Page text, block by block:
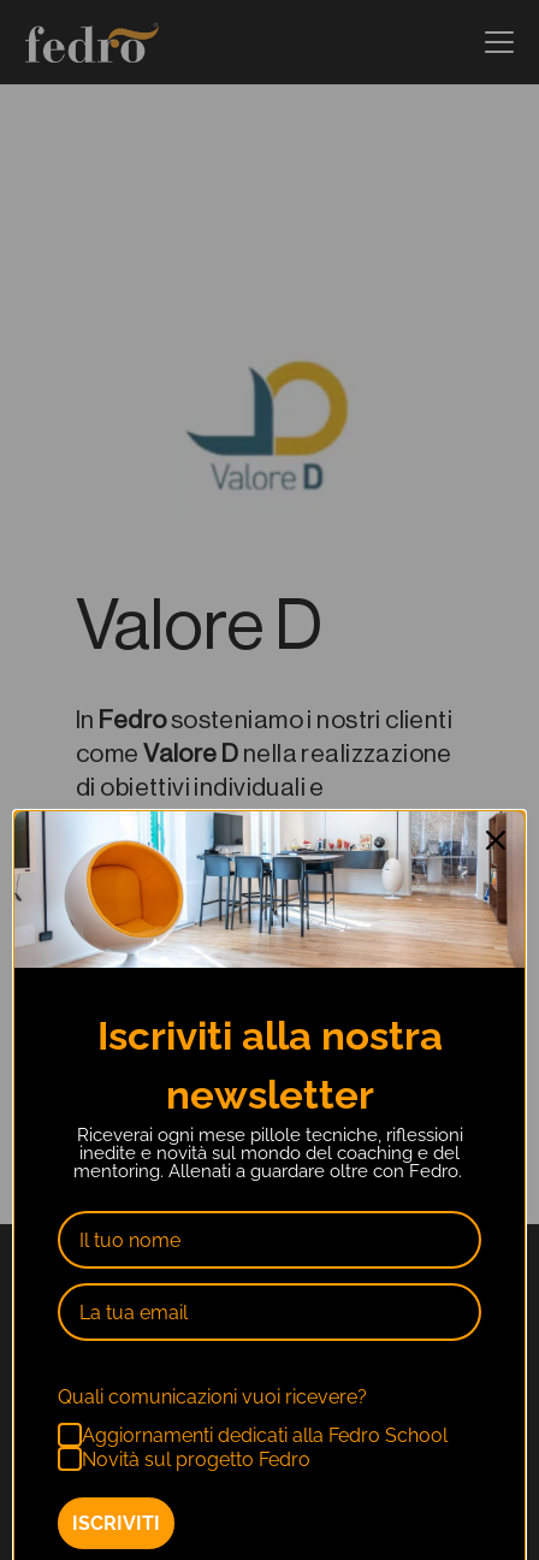
Valore D
In Fedrososteniamo i nostri clienti
comeValore Dnella realizzazione
di obiettivi individuali e
organizzativi. Puntiamo a
migliorare il benessere aziendale
e personale con metodi ed
esperienze sempre focalizzati
sulle persone.
F.T.C. Srl
Iscriviti alla nostra
newsletter
Riceverai ogni mese pillole tecniche, riflessioni
inedite e novità sul mondo del coaching e del
mentoring. Allenati a guardare oltre con Fedro.
Quali comunicazioni vuoi ricevere?
Aggiornamenti dedicati alla Fedro School
Novità sul progetto Fedro
ISCRIVITI